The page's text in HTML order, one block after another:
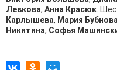
Левкова, Анна Красюк .
Карлышева, Мария Бубнова
Никитина, Софья